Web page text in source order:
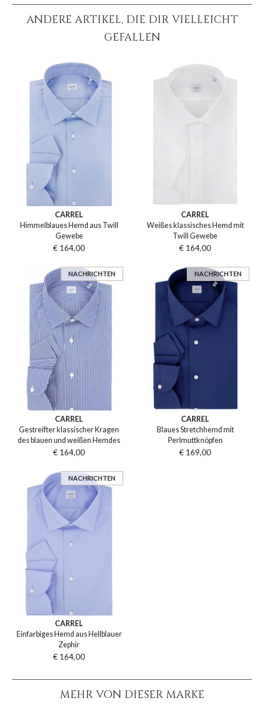
ANDERE ARTIKEL, DIE DIR VIELLEICHT
GEFALLEN
CARREL
Himmelblaues Hemd aus Twill
Gewebe
€ 164,00
CARREL
Weißes klassisches Hemd mit
Twill Gewebe
€ 164,00
NACHRICHTEN
CARREL
Gestreifter klassischer Kragen
des blauen und weißen Hemdes
€ 164,00
NACHRICHTEN
CARREL
Blaues Stretchhemd mit
Perlmuttknöpfen
€ 169,00
NACHRICHTEN
CARREL
Einfarbiges Hemd aus Hellblauer
Zephir
€ 164,00
MEHR VON DIESER MARKE